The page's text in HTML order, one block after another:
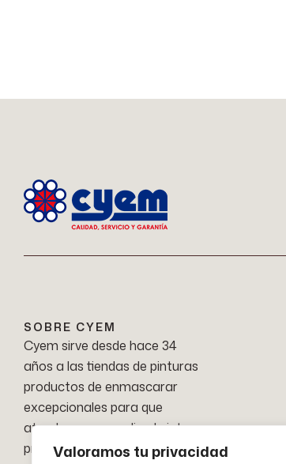
Valoramos tu privacidad
SOBRE CYEM
Cyem sirve desde hace 34
años a las tiendas de pinturas
productos de enmascarar
excepcionales para que
atender como nadie al pintor
profesional más exigente.